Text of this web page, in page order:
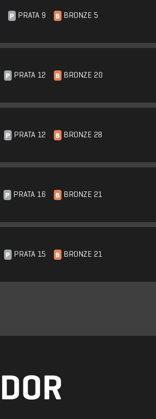
P PRATA 9 B BRONZE 5
P PRATA 12 B BRONZE 20
P PRATA 12 B BRONZE 28
P PRATA 16 B BRONZE 21
P PRATA 15 B BRONZE 21